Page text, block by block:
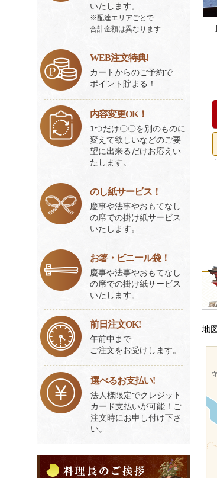
地
いたします。
※配達エリアごとで
合計金額は異なります
WEB注文特典!
カートからのご予約で
ポイント貯まる！
内容変更OK！
1つだけ〇〇を別のものに
変えて欲しいなどのご要
望に出来るだけお応えい
たします。
のし紙サービス！
慶事や法事やおもてなし
の席での掛け紙サービス
いたします。
お箸・ビニール袋！
慶事や法事やおもてなし
の席での掛け紙サービス
いたします。
前日注文OK!
午前中まで
ご注文をお受けします。
選べるお支払い!
法人様限定でクレジット
カード支払いが可能！ご
注文時にお申し付け下さ
い。
理